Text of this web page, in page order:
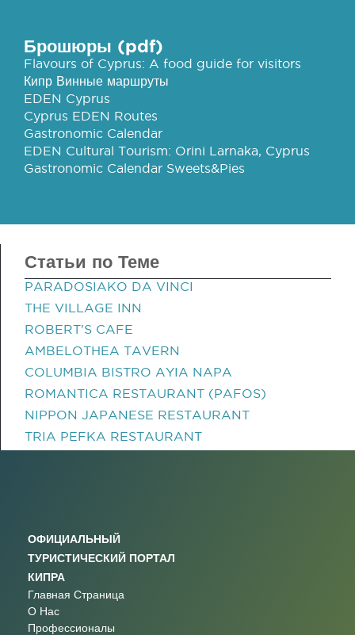
Брошюры (pdf)
Flavours of Cyprus: A food guide for visitors
Кипр Винные маршруты
EDEN Cyprus
Cyprus EDEN Routes
Gastronomic Calendar
EDEN Cultural Tourism: Orini Larnaka, Cyprus
Gastronomic Calendar Sweets&Pies
Статьи по Теме
PARADOSIAKO DA VINCI
THE VILLAGE INN
ROBERT'S CAFE
AMBELOTHEA TAVERN
COLUMBIA BISTRO AYIA NAPA
ROMANTICA RESTAURANT (PAFOS)
NIPPON JAPANESE RESTAURANT
TRIA PEFKA RESTAURANT
ОФИЦИАЛЬНЫЙ
ТУРИСТИЧЕСКИЙ ПОРТАЛ
КИПРА
Главная Страница
О Нас
Профессионалы